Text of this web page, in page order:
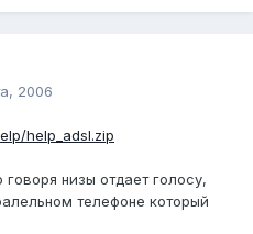
2006
help_adsl.zip
низы отдает голосу,
телефоне который